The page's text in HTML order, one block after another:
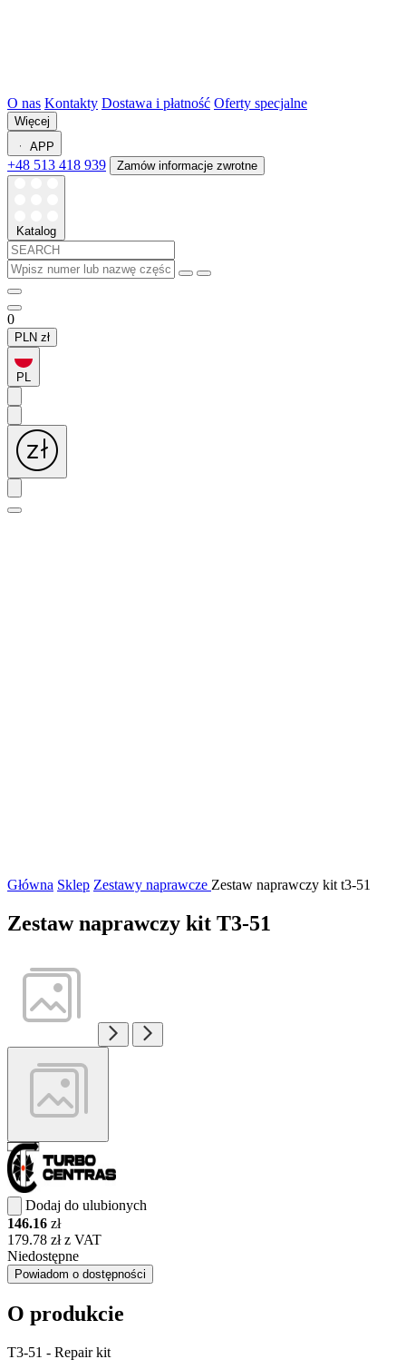
O nas Kontakty Dostawa i płatność Oferty specjalne
Więcej
APP
+48 513 418 939 Zamów informacje zwrotne
Katalog
0
PLN zł
PL
Główna Sklep Zestawy naprawcze Zestaw naprawczy kit t3-51
Zestaw naprawczy kit T3-51
Dodaj do ulubionych
146.16 zł
179.78 zł z VAT
Niedostępne
Powiadom o dostępności
O produkcie
T3-51 - Repair kit